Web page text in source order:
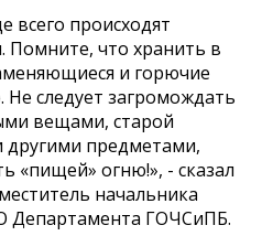
всего происходят
Помните, что хранить в
и горючие
следует загромождать
вещами, старой
другими предметами,
«пищей» огню!», - сказал
начальника
ГОЧСиПБ.